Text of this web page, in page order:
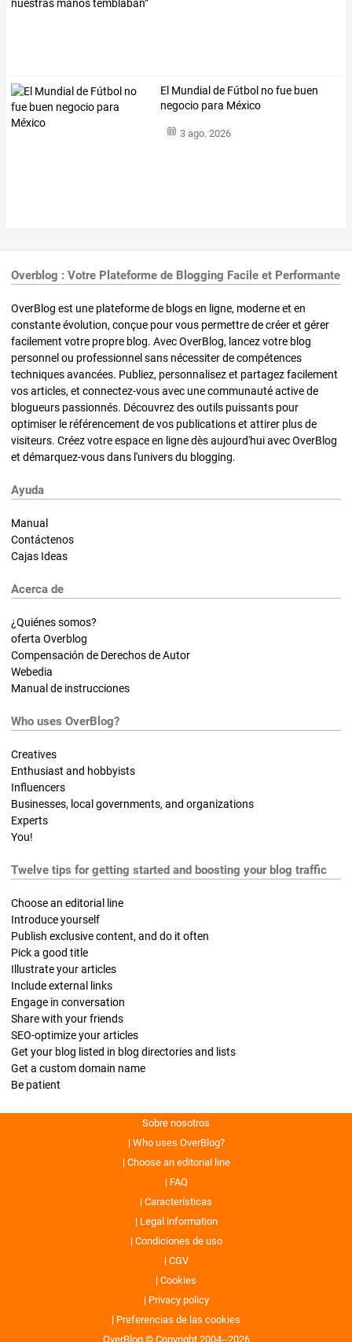
El Mundial de Fútbol no fue buen
negocio para México
3 ago. 2026
Overblog : Votre Plateforme de Blogging Facile et Performante
OverBlog est une plateforme de blogs en ligne, moderne et en
constante évolution, conçue pour vous permettre de créer et gérer
facilement votre propre blog. Avec OverBlog, lancez votre blog
personnel ou professionnel sans nécessiter de compétences
techniques avancées. Publiez, personnalisez et partagez facilement
vos articles, et connectez-vous avec une communauté active de
blogueurs passionnés. Découvrez des outils puissants pour
optimiser le référencement de vos publications et attirer plus de
visiteurs. Créez votre espace en ligne dès aujourd'hui avec OverBlog
et démarquez-vous dans l'univers du blogging.
Ayuda
Manual
Contáctenos
Cajas Ideas
Acerca de
¿Quiénes somos?
oferta Overblog
Compensación de Derechos de Autor
Webedia
Manual de instrucciones
Who uses OverBlog?
Creatives
Enthusiast and hobbyists
Influencers
Businesses, local governments, and organizations
Experts
You!
Twelve tips for getting started and boosting your blog traffic
Choose an editorial line
Introduce yourself
Publish exclusive content, and do it often
Pick a good title
Illustrate your articles
Include external links
Engage in conversation
Share with your friends
SEO-optimize your articles
Get your blog listed in blog directories and lists
Get a custom domain name
Be patient
Sobre nosotros
Who uses OverBlog?
Choose an editorial line
FAQ
Características
Legal information
Condiciones de uso
CGV
Cookies
Privacy policy
Preferencias de las cookies
OverBlog © Copyright 2004--2026